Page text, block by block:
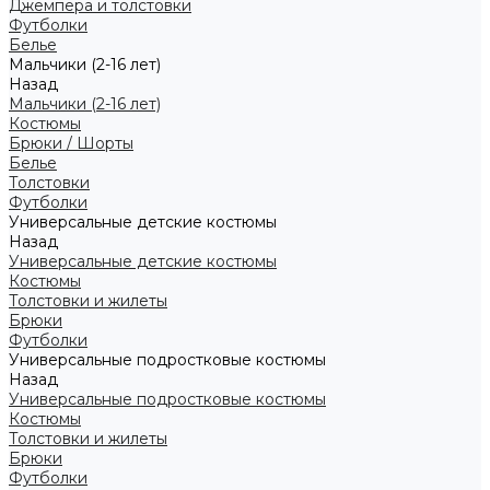
Джемпера и толстовки
Футболки
Белье
Мальчики (2-16 лет)
Назад
Мальчики (2-16 лет)
Костюмы
Брюки / Шорты
Белье
Толстовки
Футболки
Универсальные детские костюмы
Назад
Универсальные детские костюмы
Костюмы
Толстовки и жилеты
Брюки
Футболки
Универсальные подростковые костюмы
Назад
Универсальные подростковые костюмы
Костюмы
Толстовки и жилеты
Брюки
Футболки